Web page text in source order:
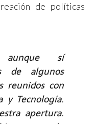
de políticas
aunque sí
de algunos
reunidos con
Tecnología.
apertura.